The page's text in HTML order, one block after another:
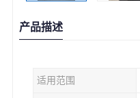
产品描述
适用范围